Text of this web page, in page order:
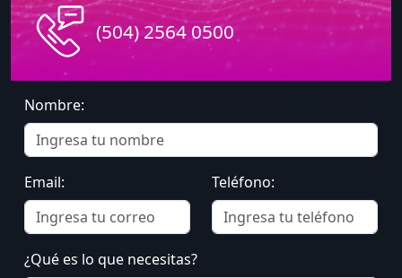
(504) 2564 0500
Nombre:
Email: Teléfono:
¿Qué es lo que necesitas?